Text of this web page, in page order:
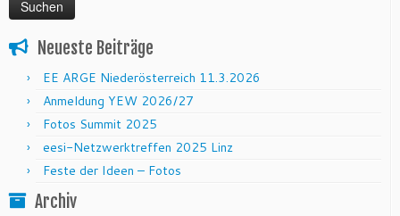
Neueste Beiträge
EE ARGE Niederösterreich 11.3.2026
Anmeldung YEW 2026/27
Fotos Summit 2025
eesi-Netzwerktreffen 2025 Linz
Feste der Ideen – Fotos
Archiv